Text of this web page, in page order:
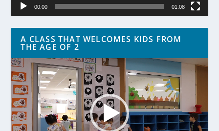
00:00 01:08
A CLASS THAT WELCOMES KIDS FROM
THE AGE OF 2
Lecteur
vidéo